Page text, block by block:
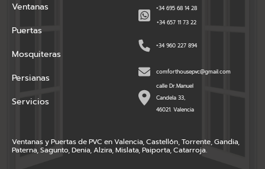
Ventanas
Puertas
Mosquiteras
Persianas
Servicios
+34 695 68 14 28
+34 657 11 73 22
+34 960 227 894
comforthousepvc@gmail.com
calle Dr.Manuel
Candela 33,
46021. Valencia
Ventanas y Puertas de PVC en Valencia, Castellón, Torrente, Gandia,
Paterna, Sagunto, Denia, Alzira, Mislata, Paiporta, Catarroja.